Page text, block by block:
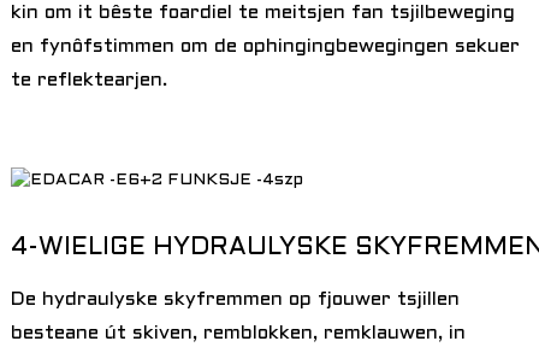
kin om it bêste foardiel te meitsjen fan tsjilbeweging
en fynôfstimmen om de ophingingbewegingen sekuer
te reflektearjen.
4-WIELIGE HYDRAULYSKE
De hydraulyske skyfremmen op fjouwer tsjillen
besteane út skiven, remblokken, remklauwen, in